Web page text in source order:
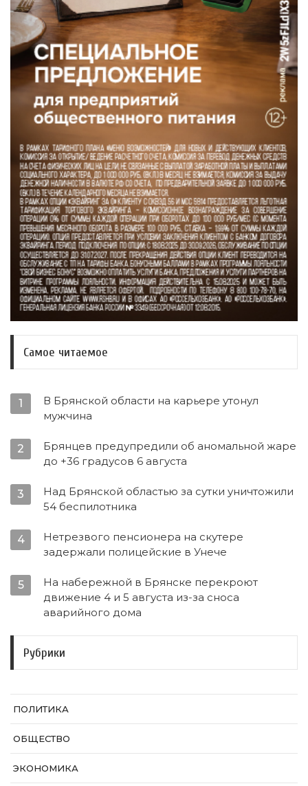
Самое читаемое
1
В Брянской области на карьере утонул
мужчина
2
Брянцев предупредили об аномальной жаре
до +36 градусов 6 августа
3
Над Брянской областью за сутки уничтожили
54 беспилотника
4
Нетрезвого пенсионера на скутере
задержали полицейские в Унече
5
На набережной в Брянске перекроют
движение 4 и 5 августа из-за сноса
аварийного дома
Рубрики
ПОЛИТИКА
ОБЩЕСТВО
ЭКОНОМИКА